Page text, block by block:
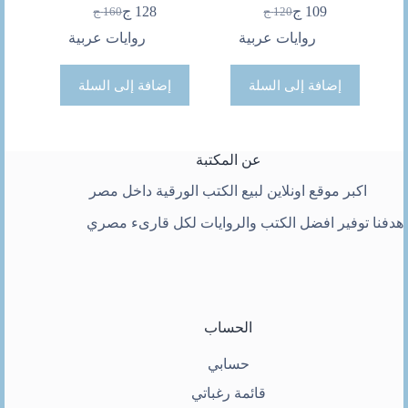
120 ج
السعر
الأصلي
109 جالسعر
الحالي
روايات عربية
إضافة إلى السلة
160 ج
السعر
الأصلي
128 جالسعر
الحالي
روايات عربية
إضافة إلى السلة
عن المكتبة
اكبر موقع اونلاين لبيع الكتب الورقية داخل مصر
هدفنا توفير افضل الكتب والروايات لكل قارىء مصري
الحساب
حسابي
قائمة رغباتي